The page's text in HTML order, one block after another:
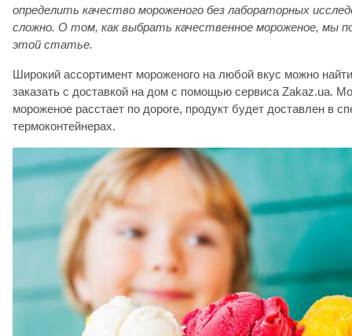
определить качество мороженого без лабораторных
сложно. О том, как выбрать качественное мороженое, мы
этой статье.
Широкий ассортимент мороженого на любой вкус можно
заказать с доставкой на дом с помощью сервиса Zakaz.ua.
мороженое расстает по дороге, продукт будет доставлен в
термоконтейнерах.